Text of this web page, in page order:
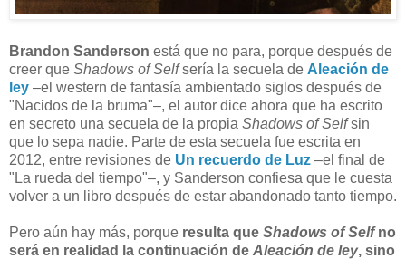
Brandon Sanderson está que no para, porque después de
creer que Shadows of Selfsería la secuela de Aleación de
ley –el western de fantasía ambientado siglos después de
"Nacidos de la bruma"–, el autor dice ahora que ha escrito
en secreto una secuela de la propia Shadows of Selfsin
que lo sepa nadie. Parte de esta secuela fue escrita en
2012, entre revisiones de Un recuerdo de Luz –el final de
"La rueda del tiempo"–, y Sanderson confiesa que le cuesta
volver a un libro después de estar abandonado tanto tiempo.
Pero aún hay más, porque resulta que Shadows of Selfno
será en realidad la continuación de Aleación de ley, sino